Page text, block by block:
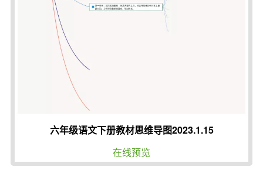
六年级语文下册教材思维导图2023.1.15
在线预览